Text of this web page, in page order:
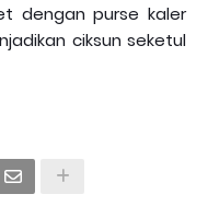
dengan purse kaler
ciksun seketul